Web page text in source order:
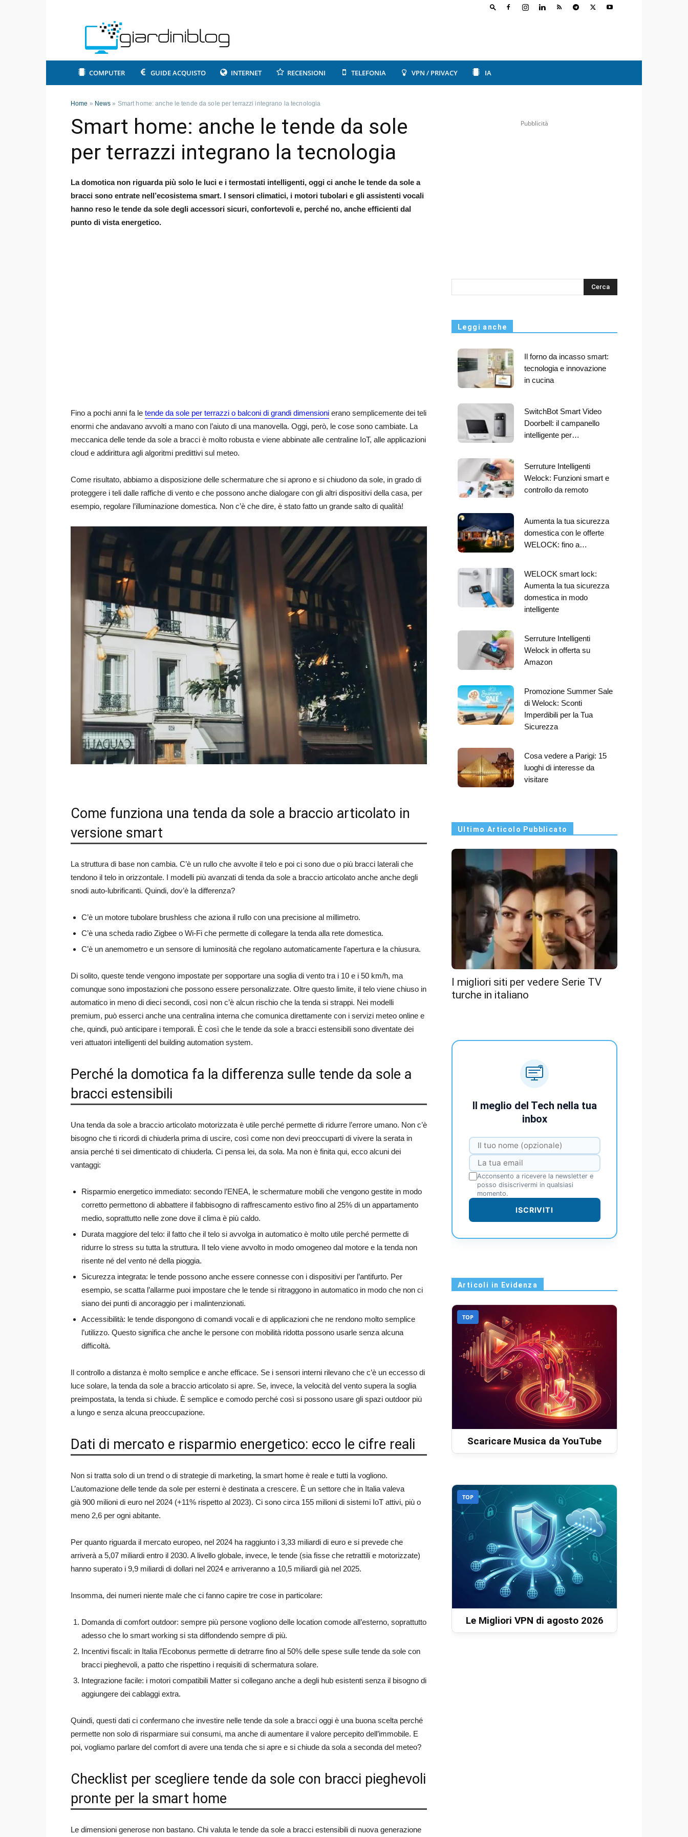
COMPUTER GUIDE ACQUISTO INTERNET RECENSIONI TELEFONIA VPN / PRIVACY IA
Home » News » Smart home: anche le tende da sole per terrazzi integrano la tecnologia
Smart home: anche le tende da sole
per terrazzi integrano la tecnologia
La domotica non riguarda più solo le luci e i termostati intelligenti, oggi ci anche le tende da sole a
bracci sono entrate nell’ecosistema smart. I sensori climatici, i motori tubolari e gli assistenti vocali
hanno reso le tende da sole degli accessori sicuri, confortevoli e, perché no, anche efficienti dal
punto di vista energetico.
Fino a pochi anni fa le tende da sole per terrazzi o balconi di grandi dimensioni erano semplicemente dei teli
enormi che andavano avvolti a mano con l’aiuto di una manovella. Oggi, però, le cose sono cambiate. La
meccanica delle tende da sole a bracci è molto robusta e viene abbinate alle centraline IoT, alle applicazioni
cloud e addirittura agli algoritmi predittivi sul meteo.
Come risultato, abbiamo a disposizione delle schermature che si aprono e si chiudono da sole, in grado di
proteggere i teli dalle raffiche di vento e che possono anche dialogare con gli altri dispositivi della casa, per
esempio, regolare l’illuminazione domestica. Non c’è che dire, è stato fatto un grande salto di qualità!
Come funziona una tenda da sole a braccio articolato in
versione smart
La struttura di base non cambia. C’è un rullo che avvolte il telo e poi ci sono due o più bracci laterali che
tendono il telo in orizzontale. I modelli più avanzati di tenda da sole a braccio articolato anche anche degli
snodi auto-lubrificanti. Quindi, dov’è la differenza?
C’è un motore tubolare brushless che aziona il rullo con una precisione al millimetro.
C’è una scheda radio Zigbee o Wi-Fi che permette di collegare la tenda alla rete domestica.
C’è un anemometro e un sensore di luminosità che regolano automaticamente l’apertura e la chiusura.
Di solito, queste tende vengono impostate per sopportare una soglia di vento tra i 10 e i 50 km/h, ma
comunque sono impostazioni che possono essere personalizzate. Oltre questo limite, il telo viene chiuso in
automatico in meno di dieci secondi, così non c’è alcun rischio che la tenda si strappi. Nei modelli
premium, può esserci anche una centralina interna che comunica direttamente con i servizi meteo online e
che, quindi, può anticipare i temporali. È così che le tende da sole a bracci estensibili sono diventate dei
veri attuatori intelligenti del building automation system.
Perché la domotica fa la differenza sulle tende da sole a
bracci estensibili
Una tenda da sole a braccio articolato motorizzata è utile perché permette di ridurre l’errore umano. Non c’è
bisogno che ti ricordi di chiuderla prima di uscire, così come non devi preoccuparti di vivere la serata in
ansia perché ti sei dimenticato di chiuderla. Ci pensa lei, da sola. Ma non è finita qui, ecco alcuni dei
vantaggi:
Risparmio energetico immediato: secondo l’ENEA, le schermature mobili che vengono gestite in modo
corretto permettono di abbattere il fabbisogno di raffrescamento estivo fino al 25% di un appartamento
medio, soprattutto nelle zone dove il clima è più caldo.
Durata maggiore del telo: il fatto che il telo si avvolga in automatico è molto utile perché permette di
ridurre lo stress su tutta la struttura. Il telo viene avvolto in modo omogeneo dal motore e la tenda non
risente né del vento né della pioggia.
Sicurezza integrata: le tende possono anche essere connesse con i dispositivi per l’antifurto. Per
esempio, se scatta l’allarme puoi impostare che le tende si ritraggono in automatico in modo che non ci
siano dei punti di ancoraggio per i malintenzionati.
Accessibilità: le tende dispongono di comandi vocali e di applicazioni che ne rendono molto semplice
l’utilizzo. Questo significa che anche le persone con mobilità ridotta possono usarle senza alcuna
difficoltà.
Il controllo a distanza è molto semplice e anche efficace. Se i sensori interni rilevano che c’è un eccesso di
luce solare, la tenda da sole a braccio articolato si apre. Se, invece, la velocità del vento supera la soglia
preimpostata, la tenda si chiude. È semplice e comodo perché così si possono usare gli spazi outdoor più
a lungo e senza alcuna preoccupazione.
Dati di mercato e risparmio energetico: ecco le cifre reali
Non si tratta solo di un trend o di strategie di marketing, la smart home è reale e tutti la vogliono.
L’automazione delle tende da sole per esterni è destinata a crescere. È un settore che in Italia valeva
già 900 milioni di euro nel 2024 (+11% rispetto al 2023). Ci sono circa 155 milioni di sistemi IoT attivi, più o
meno 2,6 per ogni abitante.
Per quanto riguarda il mercato europeo, nel 2024 ha raggiunto i 3,33 miliardi di euro e si prevede che
arriverà a 5,07 miliardi entro il 2030. A livello globale, invece, le tende (sia fisse che retrattili e motorizzate)
hanno superato i 9,9 miliardi di dollari nel 2024 e arriveranno a 10,5 miliardi già nel 2025.
Insomma, dei numeri niente male che ci fanno capire tre cose in particolare:
Domanda di comfort outdoor: sempre più persone vogliono delle location comode all’esterno, soprattutto
adesso che lo smart working si sta diffondendo sempre di più.
Incentivi fiscali: in Italia l’Ecobonus permette di detrarre fino al 50% delle spese sulle tende da sole con
bracci pieghevoli, a patto che rispettino i requisiti di schermatura solare.
Integrazione facile: i motori compatibili Matter si collegano anche a degli hub esistenti senza il bisogno di
aggiungere dei cablaggi extra.
Quindi, questi dati ci confermano che investire nelle tende da sole a bracci oggi è una buona scelta perché
permette non solo di risparmiare sui consumi, ma anche di aumentare il valore percepito dell’immobile. E
poi, vogliamo parlare del comfort di avere una tenda che si apre e si chiude da sola a seconda del meteo?
Checklist per scegliere tende da sole con bracci pieghevoli
pronte per la smart home
Le dimensioni generose non bastano. Chi valuta le tende da sole a bracci estensibili di nuova generazione
Pubblicità
s
Leggi anche
Il forno da incasso smart:
tecnologia e innovazione
in cucina
SwitchBot Smart Video
Doorbell: il campanello
intelligente per…
Serruture Intelligenti
Welock: Funzioni smart e
controllo da remoto
Aumenta la tua sicurezza
domestica con le offerte
WELOCK: fino a…
WELOCK smart lock:
Aumenta la tua sicurezza
domestica in modo
intelligente
Serruture Intelligenti
Welock in offerta su
Amazon
Promozione Summer Sale
di Welock: Sconti
Imperdibili per la Tua
Sicurezza
Cosa vedere a Parigi: 15
luoghi di interesse da
visitare
Ultimo Articolo Pubblicato
I migliori siti per vedere Serie TV
turche in italiano
Il meglio del Tech nella tua
inbox
Acconsento a ricevere la newsletter e
posso disiscrivermi in qualsiasi
momento.
ISCRIVITI
Articoli in Evidenza
TOP
Scaricare Musica da YouTube
TOP
Le Migliori VPN di agosto 2026